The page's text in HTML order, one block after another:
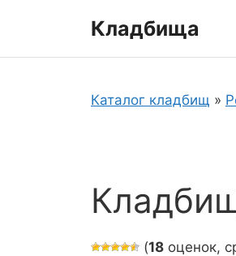
Кладбища
Каталог кладбищ »
(18 оценок,